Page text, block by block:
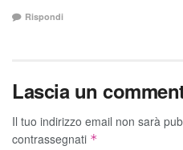
Rispondi
Lascia un
Il tuo indirizzo email non sarà
contrassegnati *